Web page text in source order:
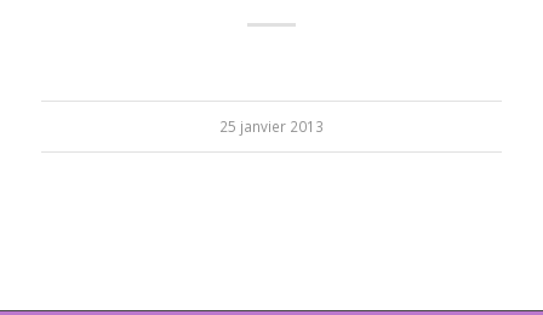
25 janvier 2013